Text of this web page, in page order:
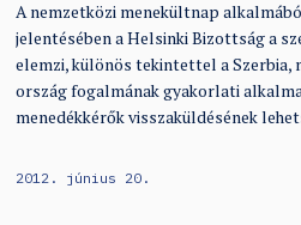
A nemzetközi menekültnap
jelentésében a Helsinki Bizottság a
elemzi, különös tekintettel a Szerbia,
ország fogalmának gyakorlati
menedékkérők visszaküldésének
2012. június 20.